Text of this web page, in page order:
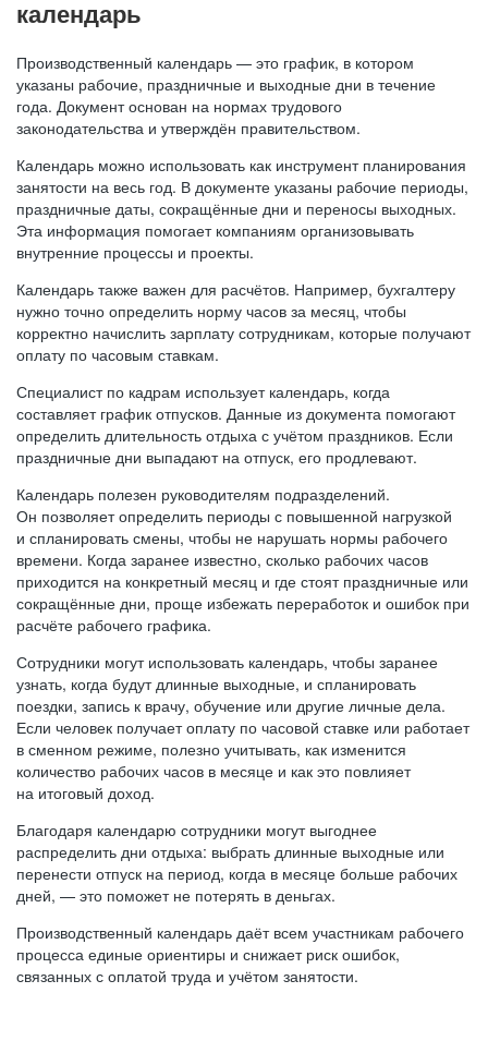
календарь
Производственный календарь — это график, в котором
указаны рабочие, праздничные и выходные дни в течение
года. Документ основан на нормах трудового
законодательства и утверждён правительством.
Календарь можно использовать как инструмент планирования
занятости на весь год. В документе указаны рабочие периоды,
праздничные даты, сокращённые дни и переносы выходных.
Эта информация помогает компаниям организовывать
внутренние процессы и проекты.
Календарь также важен для расчётов. Например, бухгалтеру
нужно точно определить норму часов за месяц, чтобы
корректно начислить зарплату сотрудникам, которые получают
оплату по часовым ставкам.
Специалист по кадрам использует календарь, когда
составляет график отпусков. Данные из документа помогают
определить длительность отдыха с учётом праздников. Если
праздничные дни выпадают на отпуск, его продлевают.
Календарь полезен руководителям подразделений.
Он позволяет определить периоды с повышенной нагрузкой
и спланировать смены, чтобы не нарушать нормы рабочего
времени. Когда заранее известно, сколько рабочих часов
приходится на конкретный месяц и где стоят праздничные или
сокращённые дни, проще избежать переработок и ошибок при
расчёте рабочего графика.
Сотрудники могут использовать календарь, чтобы заранее
узнать, когда будут длинные выходные, и спланировать
поездки, запись к врачу, обучение или другие личные дела.
Если человек получает оплату по часовой ставке или работает
в сменном режиме, полезно учитывать, как изменится
количество рабочих часов в месяце и как это повлияет
на итоговый доход.
Благодаря календарю сотрудники могут выгоднее
распределить дни отдыха: выбрать длинные выходные или
перенести отпуск на период, когда в месяце больше рабочих
дней, — это поможет не потерять в деньгах.
Производственный календарь даёт всем участникам рабочего
процесса единые ориентиры и снижает риск ошибок,
связанных с оплатой труда и учётом занятости.